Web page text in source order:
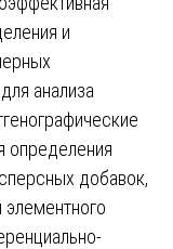
и
анализа
определения
добавок,